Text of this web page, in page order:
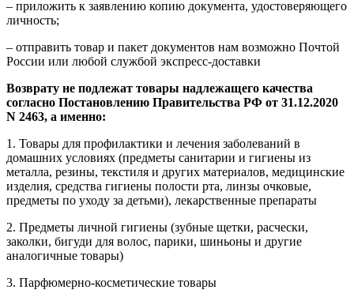
– приложить к заявлению копию документа, удостоверяющего
личность;
– отправить товар и пакет документов нам возможно Почтой
России или любой службой экспресс-доставки
Возврату не подлежат товары надлежащего качества
согласно Постановлению Правительства РФ от 31.12.2020
N 2463, а именно:
1. Товары для профилактики и лечения заболеваний в
домашних условиях (предметы санитарии и гигиены из
металла, резины, текстиля и других материалов, медицинские
изделия, средства гигиены полости рта, линзы очковые,
предметы по уходу за детьми), лекарственные препараты
2. Предметы личной гигиены (зубные щетки, расчески,
заколки, бигуди для волос, парики, шиньоны и другие
аналогичные товары)
3. Парфюмерно-косметические товары